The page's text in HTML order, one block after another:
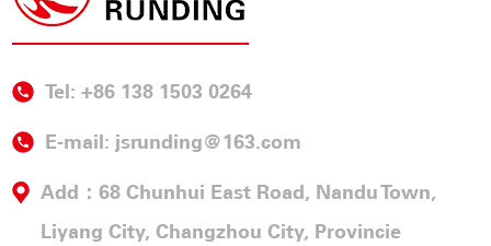
Tel: +86 138 1503 0264
E-mail: jsrunding@163.com
Add：68 Chunhui East Road, Nandu Town,
Liyang City, Changzhou City, Provincie